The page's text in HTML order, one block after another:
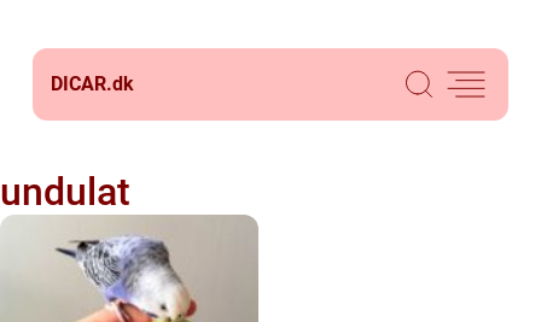
DICAR.dk
undulat